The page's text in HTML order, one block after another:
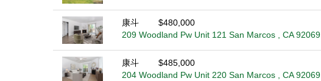
康斗
$480,000
209 Woodland Pw Unit 121 San Marcos , CA 92069
康斗
$485,000
204 Woodland Pw Unit 220 San Marcos , CA 92069